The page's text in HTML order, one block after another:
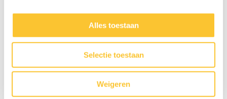
Alles toestaan
Selectie toestaan
Weigeren